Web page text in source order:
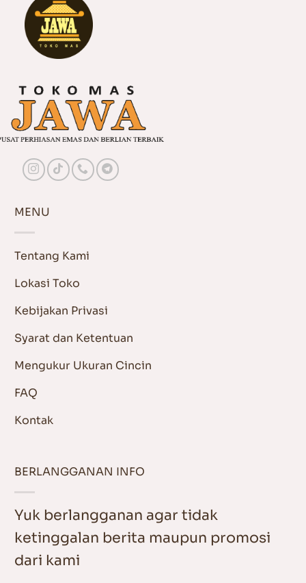
MENU
Tentang Kami
Lokasi Toko
Kebijakan Privasi
Syarat dan Ketentuan
Mengukur Ukuran Cincin
FAQ
Kontak
BERLANGGANAN INFO
Yuk berlangganan agar tidak
ketinggalan berita maupun promosi
dari kami